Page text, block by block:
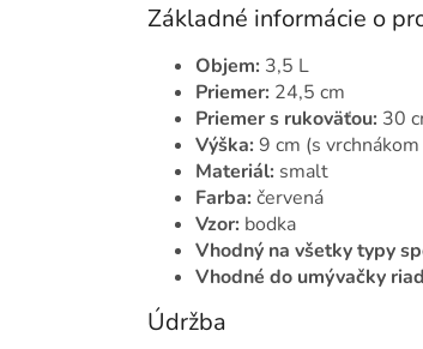
Základné informácie o
Objem: 3,5 L
Priemer: 24,5 cm
Priemer s rukoväťou: 30
Výška: 9 cm (s
Materiál: smalt
Farba: červená
Vzor: bodka
Vhodný na všetky typy
Vhodné do umývačky
Údržba